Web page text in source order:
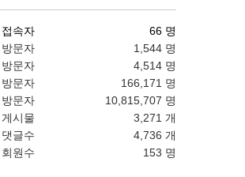
속자
66 명
문자
1,544 명
문자
4,514 명
문자
166,171 명
문자
10,815,707 명
시물
3,271 개
글수
4,736 개
원수
153 명